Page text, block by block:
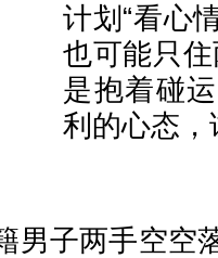
计划“看心
也可能只
是抱着碰
利的心态
男子两手空空